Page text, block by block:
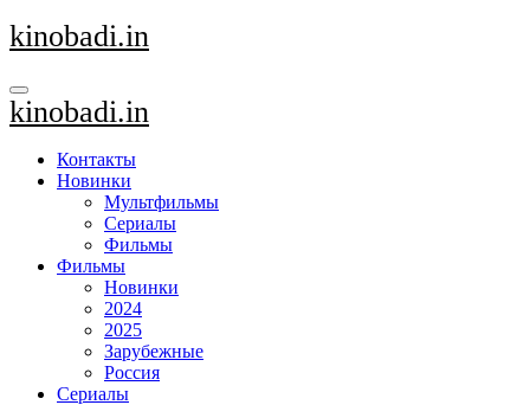
Перейти
к
kinobadi.in
kinobadi.in
Контакты
Новинки
Мультфильмы
Сериалы
Фильмы
Фильмы
Новинки
2024
2025
Зарубежные
Россия
Сериалы